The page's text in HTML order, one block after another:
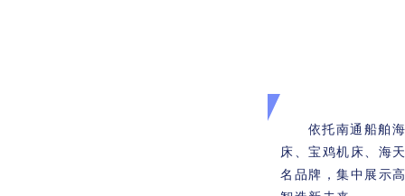
依托南通船舶
床 、宝鸡机床、海
名品牌，集中展示